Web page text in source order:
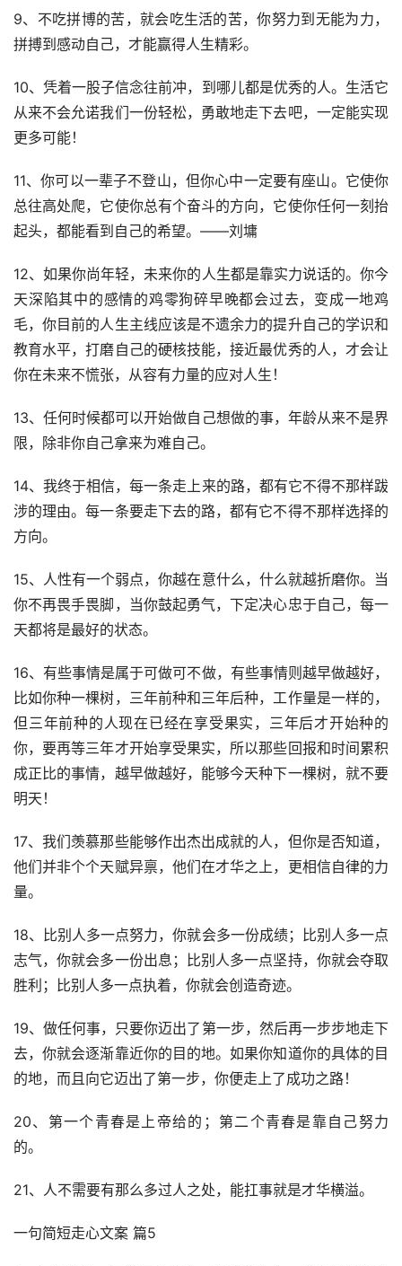
9、不吃拼博的苦，就会吃生活的苦，你努力到无能为力，
拼搏到感动自己，才能赢得人生精彩。
10、凭着一股子信念往前冲，到哪儿都是优秀的人。生活它
从来不会允诺我们一份轻松，勇敢地走下去吧，一定能实现
更多可能！
11、你可以一辈子不登山，但你心中一定要有座山。它使你
总往高处爬，它使你总有个奋斗的方向，它使你任何一刻抬
起头，都能看到自己的希望。——刘墉
12、如果你尚年轻，未来你的人生都是靠实力说话的。你今
天深陷其中的感情的鸡零狗碎早晚都会过去，变成一地鸡
毛，你目前的人生主线应该是不遗余力的提升自己的学识和
教育水平，打磨自己的硬核技能，接近最优秀的人，才会让
你在未来不慌张，从容有力量的应对人生！
13、任何时候都可以开始做自己想做的事，年龄从来不是界
限，除非你自己拿来为难自己。
14、我终于相信，每一条走上来的路，都有它不得不那样跋
涉的理由。每一条要走下去的路，都有它不得不那样选择的
方向。
15、人性有一个弱点，你越在意什么，什么就越折磨你。当
你不再畏手畏脚，当你鼓起勇气，下定决心忠于自己，每一
天都将是最好的状态。
16、有些事情是属于可做可不做，有些事情则越早做越好，
比如你种一棵树，三年前种和三年后种，工作量是一样的，
但三年前种的人现在已经在享受果实，三年后才开始种的
你，要再等三年才开始享受果实，所以那些回报和时间累积
成正比的事情，越早做越好，能够今天种下一棵树，就不要
明天！
17、我们羡慕那些能够作出杰出成就的人，但你是否知道，
他们并非个个天赋异禀，他们在才华之上，更相信自律的力
量。
18、比别人多一点努力，你就会多一份成绩；比别人多一点
志气，你就会多一份出息；比别人多一点坚持，你就会夺取
胜利；比别人多一点执着，你就会创造奇迹。
19、做任何事，只要你迈出了第一步，然后再一步步地走下
去，你就会逐渐靠近你的目的地。如果你知道你的具体的目
的地，而且向它迈出了第一步，你便走上了成功之路！
20、第一个青春是上帝给的；第二个青春是靠自己努力
的。
21、人不需要有那么多过人之处，能扛事就是才华横溢。
一句简短走心文案 篇5